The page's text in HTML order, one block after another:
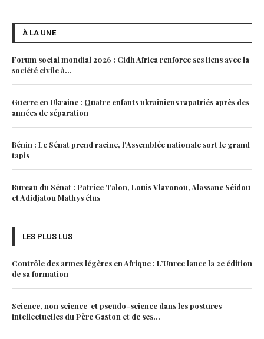
À LA UNE
Forum social mondial 2026 : Cidh Africa renforce ses liens avec la
société civile à...
Guerre en Ukraine : Quatre enfants ukrainiens rapatriés après des
années de séparation
Bénin : Le Sénat prend racine, l’Assemblée nationale sort le grand
tapis
Bureau du Sénat : Patrice Talon, Louis Vlavonou, Alassane Séidou
et Adidjatou Mathys élus
LES PLUS LUS
Contrôle des armes légères en Afrique : L’Unrec lance la 2e édition
de sa formation
Science, non science et pseudo-science dans les postures
intellectuelles du Père Gaston et de ses...